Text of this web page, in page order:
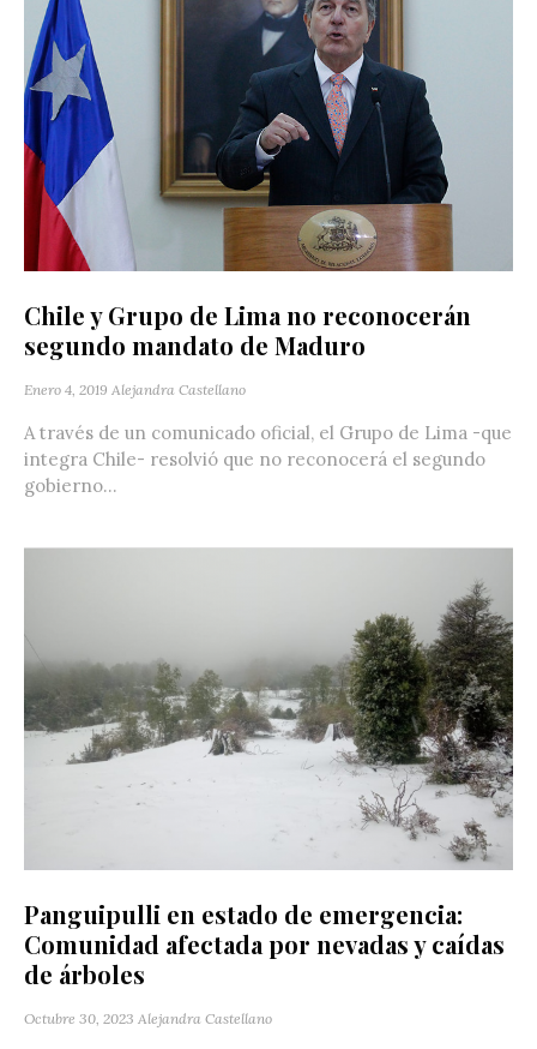
Chile y Grupo de Lima no reconocerán
segundo mandato de Maduro
Enero 4, 2019 Alejandra Castellano
A través de un comunicado oficial, el Grupo de Lima -que
integra Chile- resolvió que no reconocerá el segundo
gobierno...
Panguipulli en estado de emergencia:
Comunidad afectada por nevadas y caídas
de árboles
Octubre 30, 2023 Alejandra Castellano